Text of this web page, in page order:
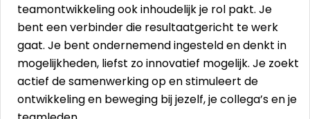
teamontwikkeling ook inhoudelijk je rol pakt. Je
bent een verbinder die resultaatgericht te werk
gaat. Je bent ondernemend ingesteld en denkt in
mogelijkheden, liefst zo innovatief mogelijk. Je zoekt
actief de samenwerking op en stimuleert de
ontwikkeling en beweging bij jezelf, je collega’s en je